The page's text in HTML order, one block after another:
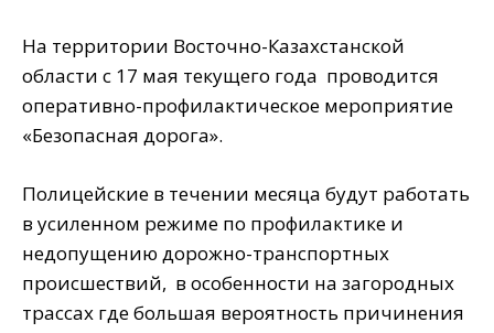
На территории Восточно-Казахстанской
области с 17 мая текущего года проводится
оперативно-профилактическое мероприятие
«Безопасная дорога».
Полицейские в течении месяца будут работать
в усиленном режиме по профилактике и
недопущению дорожно-транспортных
происшествий, в особенности на загородных
трассах где большая вероятность причинения